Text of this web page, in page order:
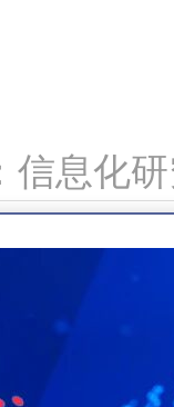
信息化